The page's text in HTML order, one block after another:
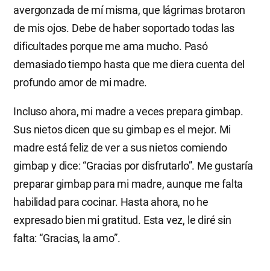
avergonzada de mí misma, que lágrimas brotaron
de mis ojos. Debe de haber soportado todas las
dificultades porque me ama mucho. Pasó
demasiado tiempo hasta que me diera cuenta del
profundo amor de mi madre.
Incluso ahora, mi madre a veces prepara gimbap.
Sus nietos dicen que su gimbap es el mejor. Mi
madre está feliz de ver a sus nietos comiendo
gimbap y dice: “Gracias por disfrutarlo”. Me gustaría
preparar gimbap para mi madre, aunque me falta
habilidad para cocinar. Hasta ahora, no he
expresado bien mi gratitud. Esta vez, le diré sin
falta: “Gracias, la amo”.